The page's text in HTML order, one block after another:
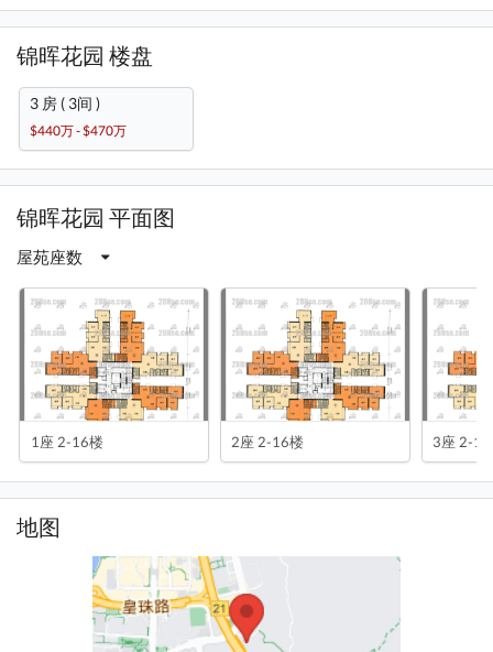
锦晖花园 楼盘
3 房 ( 3间 )
$440万 - $470万
锦晖花园 平面图
屋苑座数
1座 2-16楼 2座 2-16楼 3座 2-
地图